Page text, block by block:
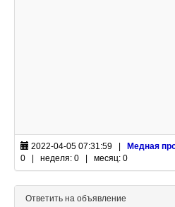
2022-04-05 07:31:59 | Медная
0 | неделя: 0 | месяц: 0
Ответить на объявление